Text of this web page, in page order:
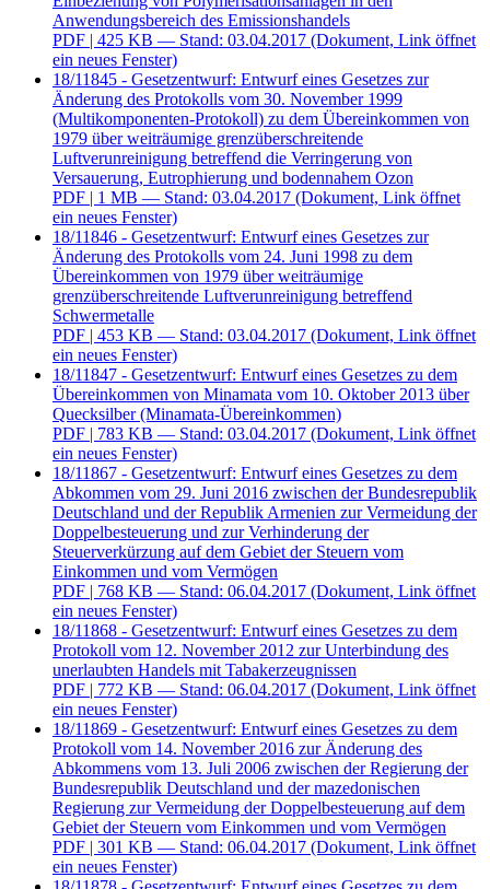
Anwendungsbereich des Emissionshandels
PDF | 425 KB — Stand: 03.04.2017 (Dokument, Link öffnet
ein neues Fenster)
18/11845 - Gesetzentwurf: Entwurf eines Gesetzes zur
Änderung des Protokolls vom 30. November 1999
(Multikomponenten-Protokoll) zu dem Übereinkommen von
1979 über weiträumige grenzüberschreitende
Luftverunreinigung betreffend die Verringerung von
Versauerung, Eutrophierung und bodennahem Ozon
PDF | 1 MB — Stand: 03.04.2017 (Dokument, Link öffnet
ein neues Fenster)
18/11846 - Gesetzentwurf: Entwurf eines Gesetzes zur
Änderung des Protokolls vom 24. Juni 1998 zu dem
Übereinkommen von 1979 über weiträumige
grenzüberschreitende Luftverunreinigung betreffend
Schwermetalle
PDF | 453 KB — Stand: 03.04.2017 (Dokument, Link öffnet
ein neues Fenster)
18/11847 - Gesetzentwurf: Entwurf eines Gesetzes zu dem
Übereinkommen von Minamata vom 10. Oktober 2013 über
Quecksilber (Minamata-Übereinkommen)
PDF | 783 KB — Stand: 03.04.2017 (Dokument, Link öffnet
ein neues Fenster)
18/11867 - Gesetzentwurf: Entwurf eines Gesetzes zu dem
Abkommen vom 29. Juni 2016 zwischen der Bundesrepublik
Deutschland und der Republik Armenien zur Vermeidung der
Doppelbesteuerung und zur Verhinderung der
Steuerverkürzung auf dem Gebiet der Steuern vom
Einkommen und vom Vermögen
PDF | 768 KB — Stand: 06.04.2017 (Dokument, Link öffnet
ein neues Fenster)
18/11868 - Gesetzentwurf: Entwurf eines Gesetzes zu dem
Protokoll vom 12. November 2012 zur Unterbindung des
unerlaubten Handels mit Tabakerzeugnissen
PDF | 772 KB — Stand: 06.04.2017 (Dokument, Link öffnet
ein neues Fenster)
18/11869 - Gesetzentwurf: Entwurf eines Gesetzes zu dem
Protokoll vom 14. November 2016 zur Änderung des
Abkommens vom 13. Juli 2006 zwischen der Regierung der
Bundesrepublik Deutschland und der mazedonischen
Regierung zur Vermeidung der Doppelbesteuerung auf dem
Gebiet der Steuern vom Einkommen und vom Vermögen
PDF | 301 KB — Stand: 06.04.2017 (Dokument, Link öffnet
ein neues Fenster)